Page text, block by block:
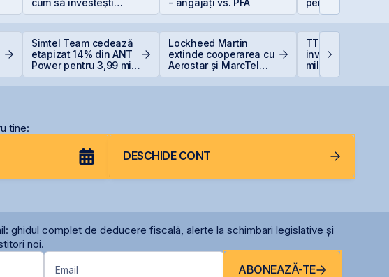
cum să investești
inteligent
- angajați vs. PFA
pentru investiții
bursă
Simtel Team cedează
etapizat 14% din ANT
Power pentru 3,99 mil.
Lockheed Martin
extinde cooperarea cu
Aerostar și MarcTel
TTS finalizează
investiția de 23
milioane euro în
terminalul
tine:
DESCHIDE CONT
ghidul complet de deducere fiscală, alerte la schimbari legislative și
noi.
Email ABONEAZĂ-TE